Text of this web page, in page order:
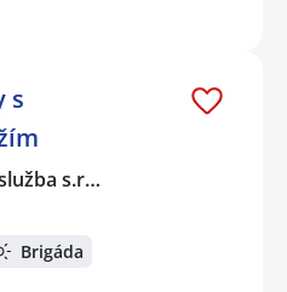
s
s.r…
Brigáda